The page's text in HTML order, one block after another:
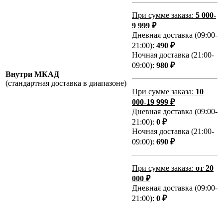
Внутри МКАД
(стандартная доставка в диапазоне)
При сумме заказа: 5 000-
9 999 ₽
Дневная доставка (09:00-
21:00): 490 ₽
Ночная доставка (21:00-
09:00): 980 ₽
При сумме заказа: 10
000-19 999 ₽
Дневная доставка (09:00-
21:00): 0 ₽
Ночная доставка (21:00-
09:00): 690 ₽
При сумме заказа: от 20
000 ₽
Дневная доставка (09:00-
21:00): 0 ₽